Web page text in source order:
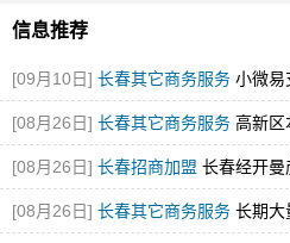
信息推荐
[09月10日] 长春其它商务服务 小微易
MYM码通知/码支付的区别
[08月26日] 长春其它商务服务 高新区
[08月26日] 长春招商加盟 长春经开曼
[08月26日] 长春其它商务服务 长期大